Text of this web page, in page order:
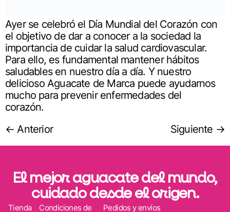
Ayer se celebró el Día Mundial del Corazón con
el objetivo de dar a conocer a la sociedad la
importancia de cuidar la salud cardiovascular.
Para ello, es fundamental mantener hábitos
saludables en nuestro día a día. Y nuestro
delicioso Aguacate de Marca puede ayudarnos
mucho para prevenir enfermedades del
corazón.
← Anterior Siguiente →
El mejor aguacate del mundo,
cuidado desde el origen.
Tienda
Pedidos y envíos
Condiciones de